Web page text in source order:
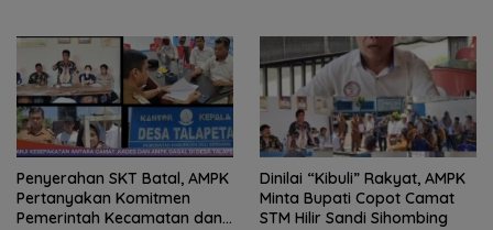
Penyerahan SKT Batal, AMPK
Pertanyakan Komitmen
Pemerintah Kecamatan dan
Dinilai “Kibuli” Rakyat, AMPK
Minta Bupati Copot Camat
STM Hilir Sandi Sihombing